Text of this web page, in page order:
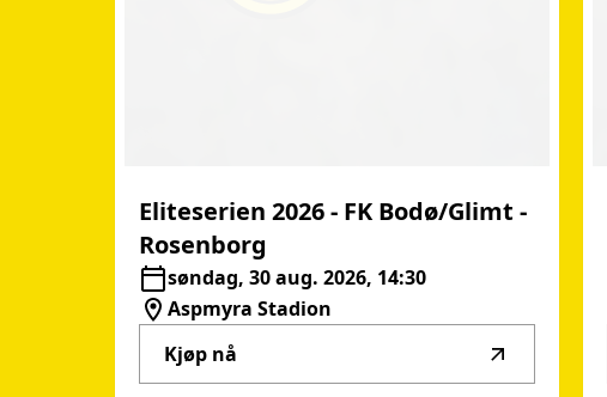
Eliteserien 2026- FK Bodø/Glimt -
Rosenborg
søndag, 30 aug. 2026, 14:30
Aspmyra Stadion
Kjøp nå